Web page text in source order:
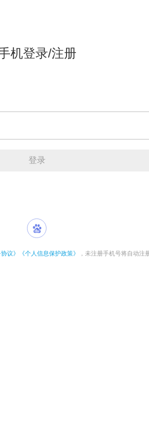
机登录/注册
登录
议》 《个人信息保护政策》 ，未注册手机号将自动注